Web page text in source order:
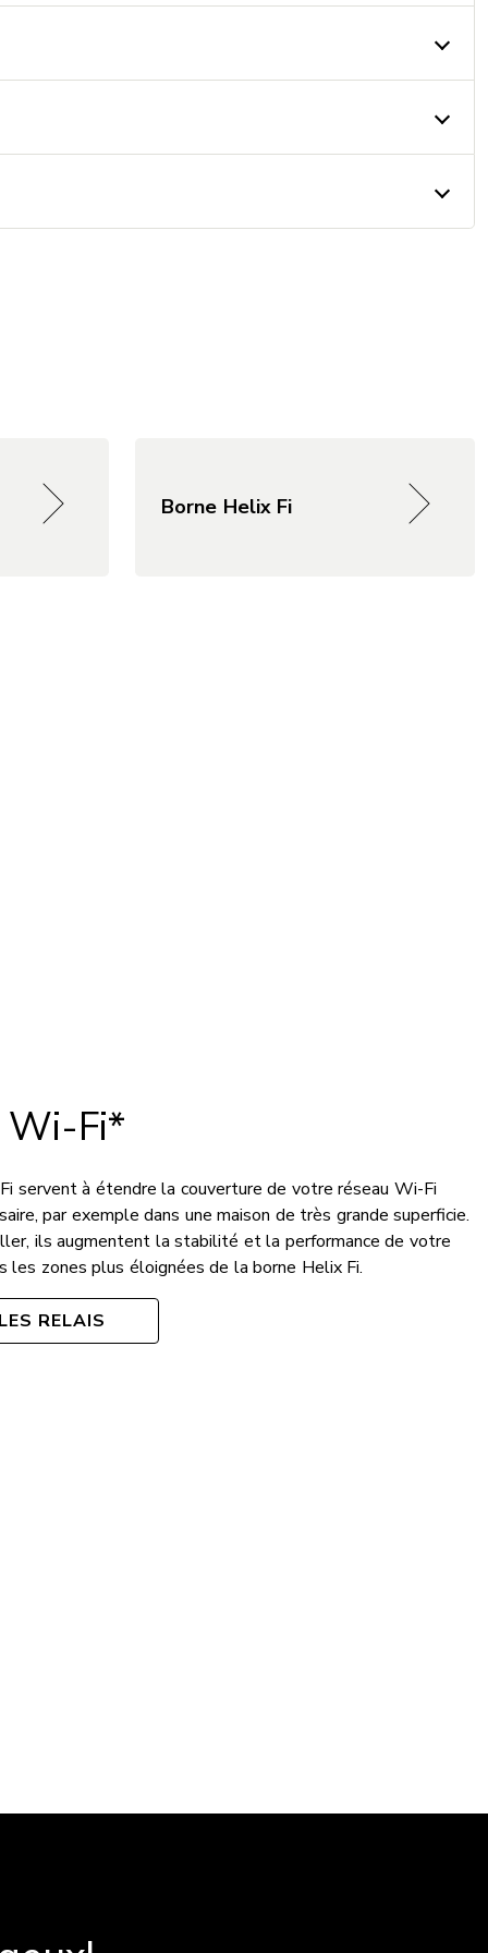
Borne Helix Fi
Wi-Fi*
servent à étendre la couverture de votre réseau Wi-Fi
par exemple dans une maison de très grande superficie.
ils augmentent la stabilité et la performance de votre
les zones plus éloignées de la borne Helix Fi.
RELAIS